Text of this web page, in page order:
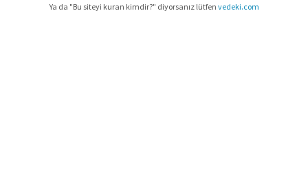
Ya da "Bu siteyi kuran kimdir?" diyorsanız lütfen vedeki.com